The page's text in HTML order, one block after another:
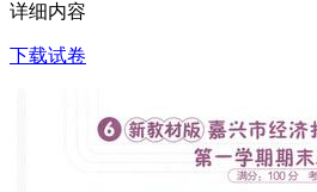
详细内容
下载试卷